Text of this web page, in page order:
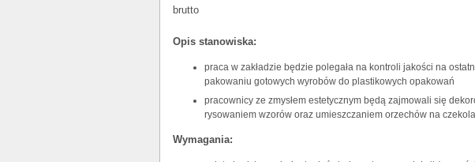
brutto
Opis stanowiska:
praca w zakładzie będzie polegała na kontroli jakości na
pakowaniu gotowych wyrobów do plastikowych opakowań
pracownicy ze zmysłem estetycznym będą zajmowali się
rysowaniem wzorów oraz umieszczaniem orzechów na
Wymagania: